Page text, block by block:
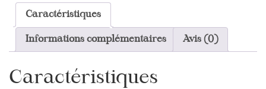
Caractéristiques
Informations complémentaires Avis (0)
Caractéristiques